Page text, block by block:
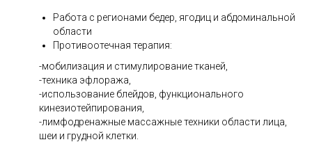
Работа с регионами бедер, ягодиц и абдоминальной
области
Противоотечная терапия:
-мобилизация и стимулирование тканей,
-техника эфлоража,
-использование блейдов, функционального
кинезиотейпирования,
-лимфодренажные массажные техники области лица,
шеи и грудной клетки.